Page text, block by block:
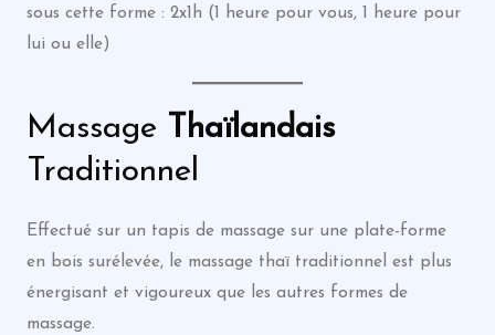
sous cette forme : 2x1h (1 heure pour vous, 1 heure pour
lui ou elle)
Massage Thaïlandais
Traditionnel
Effectué sur un tapis de massage sur une plate-forme
en bois surélevée, le massage thaï traditionnel est plus
énergisant et vigoureux que les autres formes de
massage.